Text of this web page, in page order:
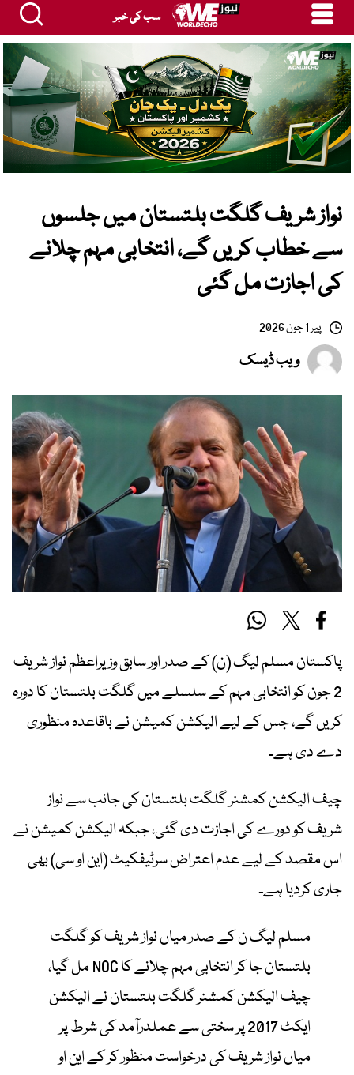
سب کی خبر
نواز شریف گلگت بلتستان میں جلسوں
سے خطاب کریں گے، انتخابی مہم چلانے
کی اجازت مل گئی
پیر 1 جون 2026
ویب ڈیسک
پاکستان مسلم لیگ (ن) کے صدر اور سابق وزیراعظم نواز شریف
2 جون کو انتخابی مہم کے سلسلے میں گلگت بلتستان کا دورہ
کریں گے، جس کے لیے الیکشن کمیشن نے باقاعدہ منظوری
دے دی ہے۔
چیف الیکشن کمشنر گلگت بلتستان کی جانب سے نواز
شریف کو دورے کی اجازت دی گئی، جبکہ الیکشن کمیشن نے
اس مقصد کے لیے عدم اعتراض سرٹیفکیٹ (این او سی) بھی
جاری کردیا ہے۔
مسلم لیگ ن کے صدر میاں نواز شریف کو گلگت
بلتستان جا کر انتخابی مہم چلانے کا NOC مل گیا،
چیف الیکشن کمشنر گلگت بلتستان نے الیکشن
ایکٹ 2017 پر سختی سے عملدرآمد کی شرط پر
میاں نواز شریف کی درخواست منظور کر کے این او